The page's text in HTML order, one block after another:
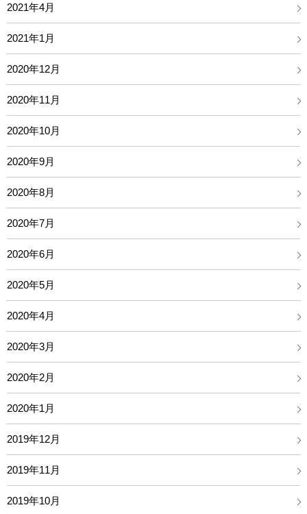
2021年4月
2021年1月
2020年12月
2020年11月
2020年10月
2020年9月
2020年8月
2020年7月
2020年6月
2020年5月
2020年4月
2020年3月
2020年2月
2020年1月
2019年12月
2019年11月
2019年10月